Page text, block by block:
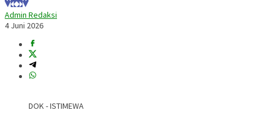
Admin Redaksi
4 Juni 2026
DOK - ISTIMEWA